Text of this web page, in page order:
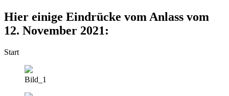
Hier einige Eindrücke vom Anlass vom
12. November 2021:
Start
Bild_1